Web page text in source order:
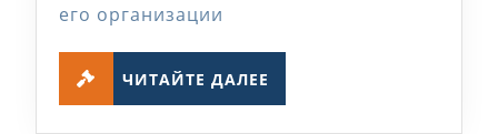
его организации
ЧИТАЙТЕ ДАЛЕЕ